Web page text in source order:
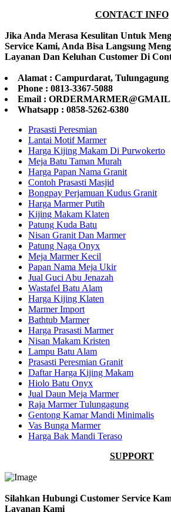
CONTACT INFO
Jika Anda Merasa Kesulitan Untuk
Service Kami, Anda Bisa Langsung
Layanan Dan Keluhan Customer Di
Alamat : Campurdarat, Tulungagung
Phone : 0813-3367-5088
Email :
Whatsapp : 0858-5262-6380
Prasasti Peresmian
Lantai Motif Marmer
Harga Kijing Makam Di Purwokerto
Meja Batu Taman Murah
Harga Papan Nama Granit
Contoh Prasasti Masjid
Bongpay Perjamuan Kudus Granit
Harga Marmer Putih
Kijing Makam Klaten
Patung Kuda Batu
Nisan Granit Dan Marmer
Patung Naga Onyx
Meja Marmer Kecil
Papan Nama Meja Ukir
Jual Guci Abu Jenazah
Wastafel Batu Alam
Harga Kijing Klaten
Marmer Import
Bathtub Marmer
Harga Prasasti Marmer
Nisan Makam Kristen
Lampu Batu Alam
Prasasti Peresmian Granit
Daftar Harga Kijing Makam
Hiolo Batu Onyx
Jual Daun Meja Marmer
Raja Marmer Tulungagung
Gentong Kamar Mandi Minimalis
Vas Bunga Marmer
Harga Bak Mandi Teraso
SUPPORT
Silahkan Hubungi Customer Service
Layanan Kami